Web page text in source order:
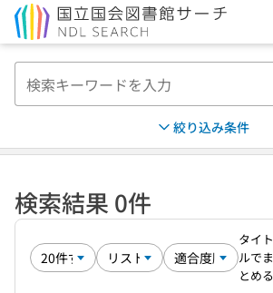
絞り込み条件
検索結果 0件
タイト
ルでま
とめる